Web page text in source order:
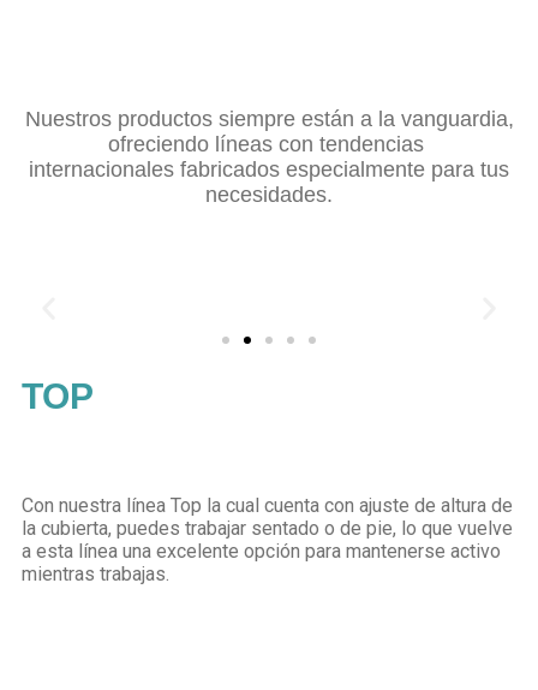
Nuestros productos siempre están a la vanguardia,
ofreciendo líneas con tendencias
internacionales fabricados especialmente para tus
necesidades.
TOP
Con nuestra línea Top la cual cuenta con ajuste de altura de
la cubierta, puedes trabajar sentado o de pie, lo que vuelve
a esta línea una excelente opción para mantenerse activo
mientras trabajas.